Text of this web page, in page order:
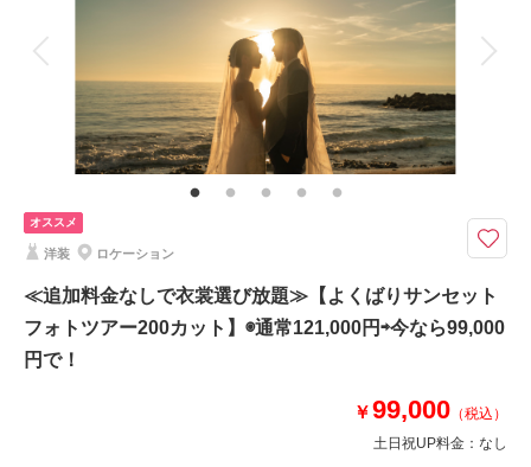
会食 挙式
家族用衣装レンタル
その他含むもの
ドレス(プレミアムドレス含む)／タキシード／ワイシャツ&タイ／靴／造花
ブーケ&ブートニア／アクセサリー小物／撮影アイテム(※持込OK)／写真ク
オリティ補正／撮影カットリクエスト／専任アテンド／雨天補償 ※ドレス
&タキシードのアップグレード等追加料金なし
◆撮影地：ビーチ｜グリーン ◆合計カット数：150カット ◆所要時間：
約4.5~5時間《ダウンロード形式で全データ納品確約！》
《プラン特典》
★ドローンフォト撮影プレゼント！
※カット数内で5~10カット撮影いたします
オススメ
洋装 ロケーション
≪追加料金なしで衣裳選び放題≫【よくばりサンセット
フォトツアー200カット】◉通常121,000円⇨今なら99,000
円で！
￥99,000 （税込）
土日祝UP料金： なし